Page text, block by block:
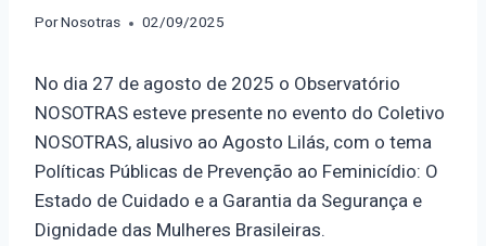
PorNosotras 02/09/2025
No dia 27 de agosto de 2025 o Observatório
NOSOTRAS esteve presente no evento do Coletivo
NOSOTRAS, alusivo ao Agosto Lilás, com o tema
Políticas Públicas de Prevenção ao Feminicídio: O
Estado de Cuidado e a Garantia da Segurança e
Dignidade das Mulheres Brasileiras.